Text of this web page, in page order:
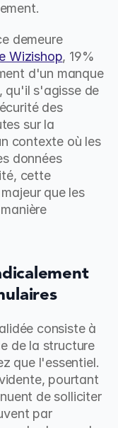
demeure
Wizishop, 19%
d'un manque
qu'il s'agisse de
des
sur la
contexte où les
données
cette
que les
consiste à
de la structure
que l'essentiel.
pourtant
de solliciter
par